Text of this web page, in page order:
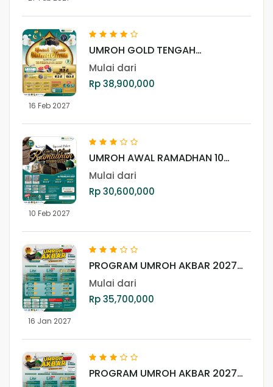
16 Feb 2027
UMROH GOLD TENGAH
RAMADHAN 16 FEBRUARI 2027
Mulai dari
Rp 38,900,000
10 Feb 2027
UMROH AWAL RAMADHAN 10
FEBRUARI 2027
Mulai dari
Rp 30,600,000
16 Jan 2027
PROGRAM UMROH AKBAR 2027
(GOLD)
Mulai dari
Rp 35,700,000
PROGRAM UMROH AKBAR 2027